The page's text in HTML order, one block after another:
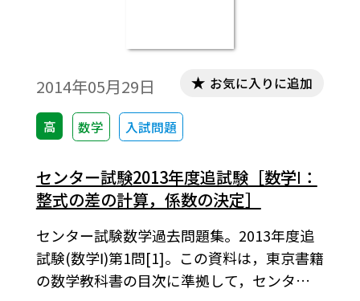
2014年05月29日
高 数学 入試問題
お気に入りに追加
センター試験2013年度追試験［数学Ⅰ：
整式の差の計算，係数の決定］
センター試験数学過去問題集。2013年度追
試験(数学Ⅰ)第1問[1]。この資料は，東京書籍
の数学教科書の目次に準拠して，センター